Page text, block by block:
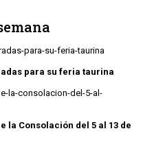
para su feria taurina
la Consolación del 5 al 13 de